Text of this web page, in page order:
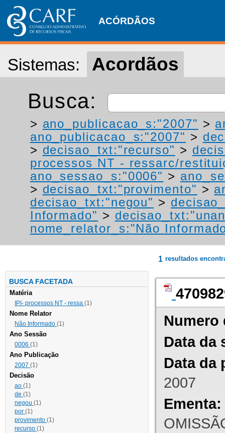
ACÓRDÃOS
Sistemas: Acordãos
Busca:
> ano_publicacao_s:"2007" >
ano_publicacao_s:"2007" >
> decisao_txt:"recurso" >
processos NT - ressarc/
ano_sessao_s:"0006" >
> decisao_txt:"provimento" >
decisao_txt:"negou" >
Informado" >
nome_relator_s:"Não
BUSCA FACETADA
Matéria
IPI- processos NT - ressa (1)
Nome Relator
Não Informado (1)
Ano Sessão
0006 (1)
Ano Publicação
2007 (1)
Decisão
ao (1)
de (1)
negou (1)
por (1)
provimento (1)
recurso (1)
1 resultados
Numero
Data da
Data da
2007
Ementa: